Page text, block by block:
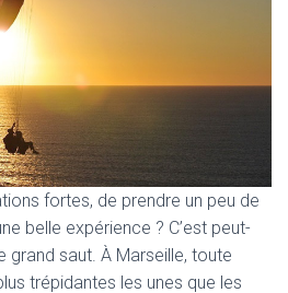
fortes, de prendre un peu de
belle expérience ? C’est peut-
grand saut. À Marseille, toute
trépidantes les unes que les